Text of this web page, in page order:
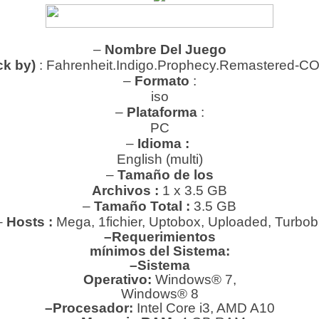
– Nombre Del Juego
by) : Fahrenheit.Indigo.Prophecy.Remastered-
– Formato :
iso
– Plataforma :
PC
– Idioma :
English (multi)
– Tamaño de los
Archivos : 1 x 3.5 GB
– Tamaño Total : 3.5 GB
Hosts : Mega, 1fichier, Uptobox, Uploaded,
–Requerimientos
mínimos del Sistema:
–Sistema
Operativo: Windows® 7,
Windows® 8
–Procesador: Intel Core i3, AMD A10